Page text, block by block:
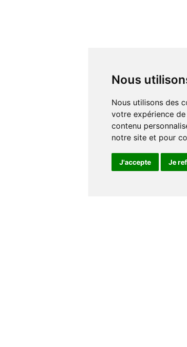
Nous
Nous utilisons des cookies et d'autres technologies de suivi pour améliorer
votre expérience
contenu
notre site et pour
J'accepte Je